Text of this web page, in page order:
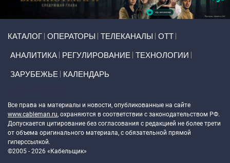
КАТАЛОГ ОПЕРАТОРЫ ТЕЛЕКАНАЛЫ ОТТ
АНАЛИТИКА РЕГУЛИРОВАНИЕ ТЕХНОЛОГИИ
ЗАРУБЕЖЬЕ КАЛЕНДАРЬ
Все права на материалы и новости, опубликованные на сайте
www.cableman.ru, охраняются в соответствии с законодательством РФ.
Допускается цитирование без согласования с редакцией не более трети
от объема оригинального материала, с обязательной прямой
гиперссылкой.
©2005 - 2026 «Кабельщик»